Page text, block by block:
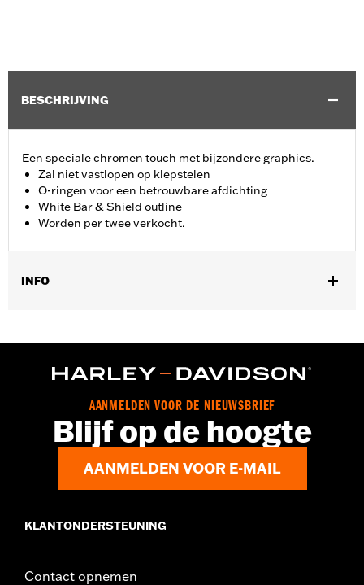
BESCHRIJVING
Een speciale chromen touch met bijzondere graphics.
Zal niet vastlopen op klepstelen
O-ringen voor een betrouwbare afdichting
White Bar & Shield outline
Worden per twee verkocht.
INFO
AANMELDEN VOOR DE NIEUWSBRIEF
Blijf op de hoogte
AANMELDEN VOOR E-MAIL
KLANTONDERSTEUNING
Contact opnemen